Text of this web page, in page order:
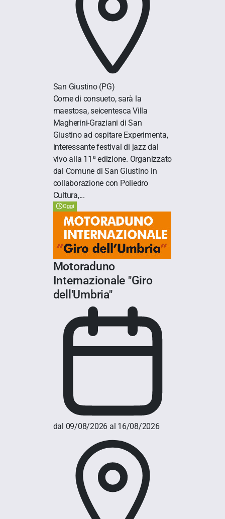
San Giustino (PG)
Come di consueto, sarà la
maestosa, seicentesca Villa
Magherini-Graziani di San
Giustino ad ospitare Experimenta,
interessante festival di jazz dal
vivo alla 11ª edizione. Organizzato
dal Comune di San Giustino in
collaborazione con Poliedro
Cultura,...
Oggi
Motoraduno
Internazionale "Giro
dell'Umbria"
dal 09/08/2026 al 16/08/2026